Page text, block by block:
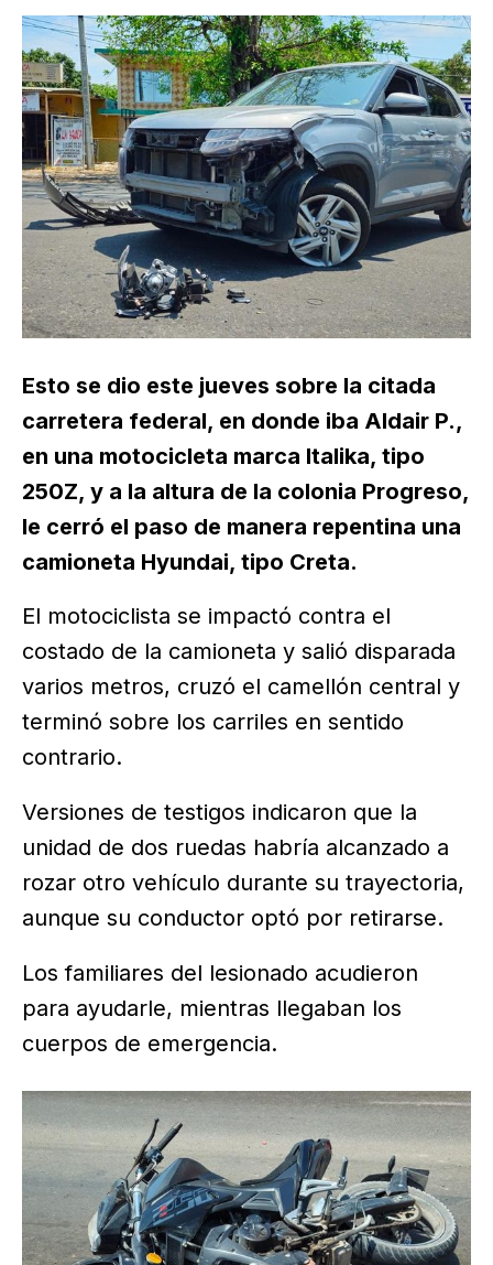
Esto se dio este jueves sobre la citada
carretera federal, en donde iba Aldair P.,
en una motocicleta marca Italika, tipo
250Z, y a la altura de la colonia Progreso,
le cerró el paso de manera repentina una
camioneta Hyundai, tipo Creta.
El motociclista se impactó contra el
costado de la camioneta y salió disparada
varios metros, cruzó el camellón central y
terminó sobre los carriles en sentido
contrario.
Versiones de testigos indicaron que la
unidad de dos ruedas habría alcanzado a
rozar otro vehículo durante su trayectoria,
aunque su conductor optó por retirarse.
Los familiares del lesionado acudieron
para ayudarle, mientras llegaban los
cuerpos de emergencia.